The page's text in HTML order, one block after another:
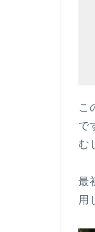
こ
で
む
最
用